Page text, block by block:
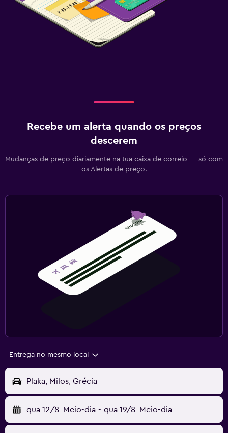
Recebe um alerta quando os preços
descerem
Mudanças de preço diariamente na tua caixa de correio — só com
os Alertas de preço.
Entrega no mesmo local
Plaka, Milos, Grécia
qua 12/8 Meio-dia - qua 19/8 Meio-dia